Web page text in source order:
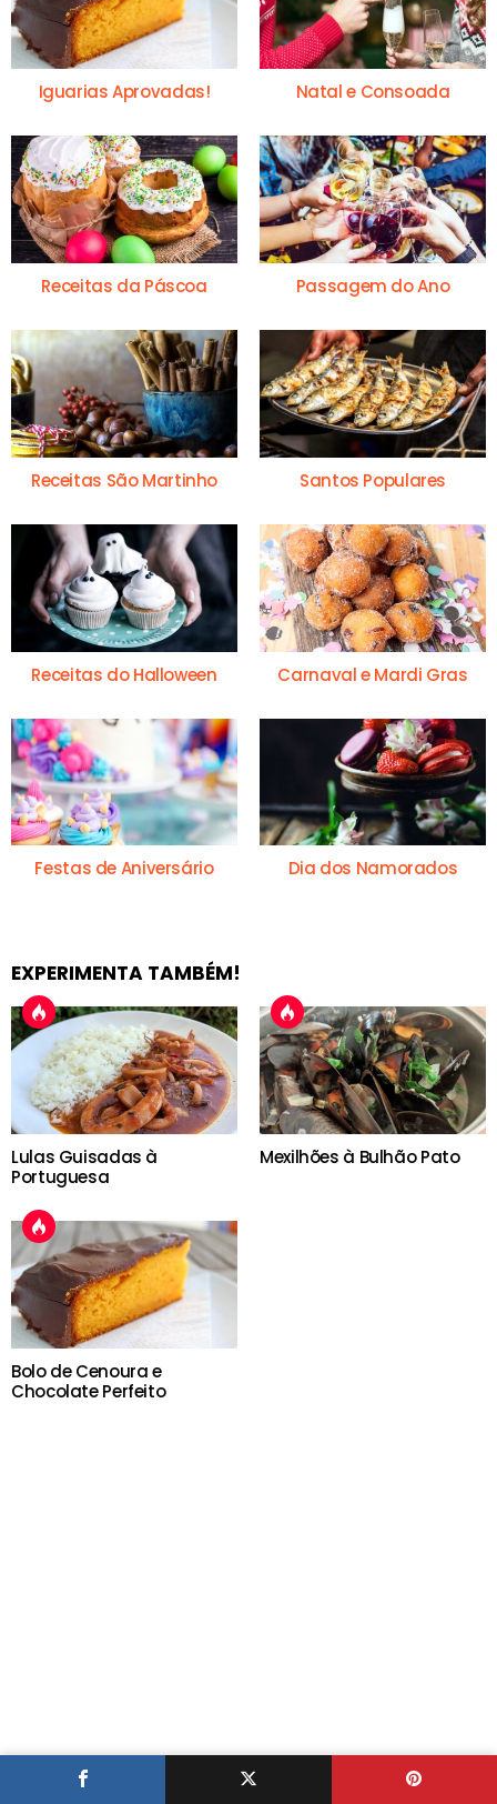
Iguarias Aprovadas! Natal e Consoada
Receitas da Páscoa Passagem do Ano
Receitas São Martinho Santos Populares
Receitas do Halloween Carnaval e Mardi Gras
Festas de Aniversário Dia dos Namorados
EXPERIMENTA TAMBÉM!
Lulas Guisadas à
Portuguesa
Mexilhões à Bulhão Pato
Bolo de Cenoura e
Chocolate Perfeito